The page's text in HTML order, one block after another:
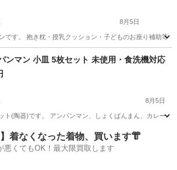
8月5日
です。 抱き枕・授乳クッション・子どものお座り補助
戸駅 マタニティ用品
ンマン 小皿 5枚セット 未使用・食洗機対応
8月5日
ト(陶器)です。 アンパンマン、しょくぱんまん、カレー
野駅 ベビー用品 食洗機
】着なくなった着物、買います👘
悪くてもOK！最大限買取します